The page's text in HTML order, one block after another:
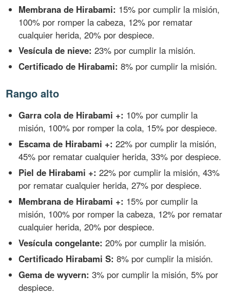
Membrana de Hirabami: 15% por cumplir la misión,
100% por romper la cabeza, 12% por rematar
cualquier herida, 20% por despiece.
Vesícula de nieve: 23% por cumplir la misión.
Certificado de Hirabami: 8% por cumplir la misión.
Rango alto
Garra cola de Hirabami +: 10% por cumplir la
misión, 100% por romper la cola, 15% por despiece.
Escama de Hirabami +: 22% por cumplir la misión,
45% por rematar cualquier herida, 33% por despiece.
Piel de Hirabami +: 22% por cumplir la misión, 43%
por rematar cualquier herida, 27% por despiece.
Membrana de Hirabami +: 15% por cumplir la
misión, 100% por romper la cabeza, 12% por rematar
cualquier herida, 20% por despiece.
Vesícula congelante: 20% por cumplir la misión.
Certificado Hirabami S: 8% por cumplir la misión.
Gema de wyvern: 3% por cumplir la misión, 5% por
despiece.